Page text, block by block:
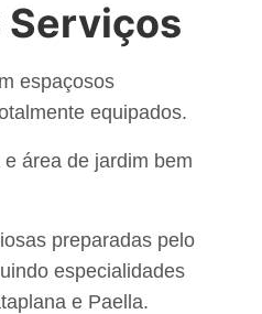
espaçosos
equipados.
área de jardim bem
preparadas pelo
especialidades
e Paella.